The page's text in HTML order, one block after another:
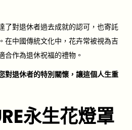
了對退休者過去成就的認可，也寄託
在中國傳統文化中，花卉常被視為吉
合作為退休祝福的禮物。
對退休者的特別關懷，讓這個人生重
永生花燈罩